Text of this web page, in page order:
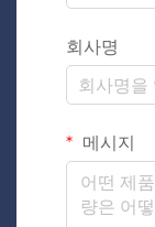
회사명
메시지